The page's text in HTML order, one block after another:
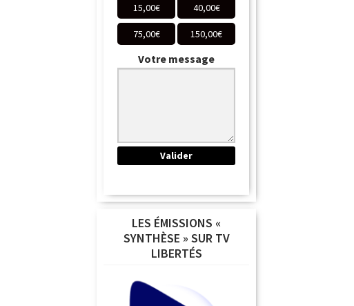
15,00€ 40,00€
75,00€ 150,00€
Votre message
LES ÉMISSIONS «
SYNTHÈSE » SUR TV
LIBERTÉS